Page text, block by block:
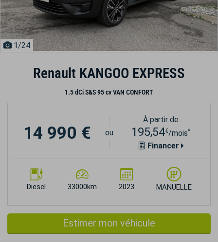
1/24
Renault KANGOO EXPRESS
1.5 dCi S&S 95 cv VAN CONFORT
Diesel 33000km 2023 MANUELLE
14 990 € ou
À partir de
195,54€/mois*
Financer
Estimer mon véhicule